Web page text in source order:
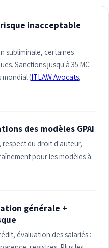
inacceptable
subliminale, certaines
Sanctions jusqu'à 35 M€
(ITLAW Avocats,
des modèles GPAI
du droit d'auteur,
pour les modèles à
générale +
évaluation des salariés :